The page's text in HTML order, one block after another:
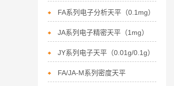
FA系列电子分析天平（0.1mg）
JA系列电子精密天平（1mg）
JY系列电子天平（0.01g/0.1g）
FA/JA-M系列密度天平